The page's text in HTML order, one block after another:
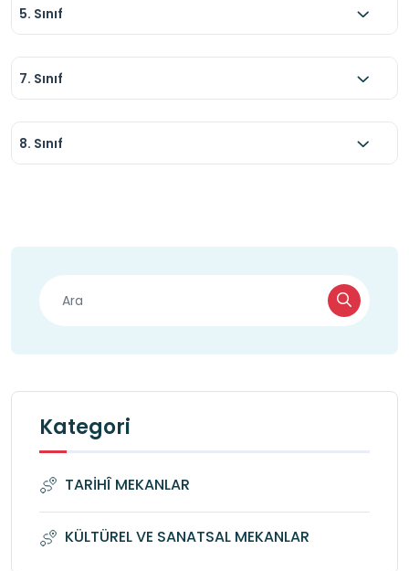
5. Sınıf
7. Sınıf
8. Sınıf
Kategori
TARİHÎ MEKANLAR
KÜLTÜREL VE SANATSAL MEKANLAR